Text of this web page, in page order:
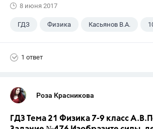
8 июня 2017
ГДЗ Физика Касьянов В.А.
1 ответ
Роза Красникова
ГДЗ Тема 21 Физика 7-9 класс